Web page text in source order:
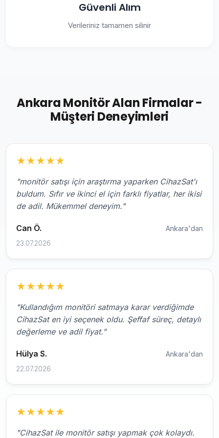
Güvenli Alım
Verileriniz tamamen silinir
Ankara Monitör Alan Firmalar -
Müşteri Deneyimleri
★★★★★
"monitör satışı için araştırma yaparken CihazSat'ı
buldum. Sıfır ve ikinci el için farklı fiyatlar, her ikisi
de adil. Mükemmel deneyim."
Can Ö. Ankara'dan
23.07.2026
★★★★★
"Kullandığım monitöri satmaya karar verdiğimde
CihazSat en iyi seçenek oldu. Şeffaf süreç, detaylı
değerleme ve adil fiyat."
Hülya S. Ankara'dan
22.07.2026
★★★★★
"CihazSat ile monitör satışı yapmak çok kolaydı.